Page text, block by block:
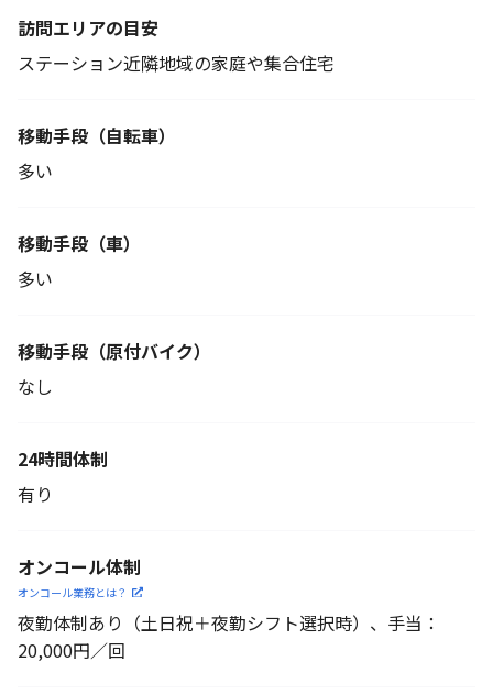
訪問エリアの目安
ステーション近隣地域の家庭や集合住宅
移動手段 （自転車）
多い
移動手段（車）
多い
移動手段 （原付バイク）
なし
24時間体制
有り
オンコール体制
オンコール業務とは？
夜勤体制あり（土日祝＋夜勤シフト選択時）、手当：
20,000円／回